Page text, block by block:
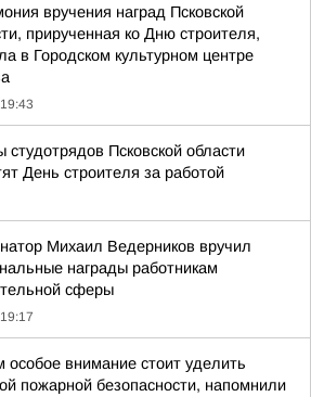
вручения наград Псковской
прирученная ко Дню строителя,
в Городском культурном центре
19:43
студотрядов Псковской области
День строителя за работой
Михаил Ведерников вручил
награды работникам
сферы
19:17
особое внимание стоит уделить
пожарной безопасности, напомнили